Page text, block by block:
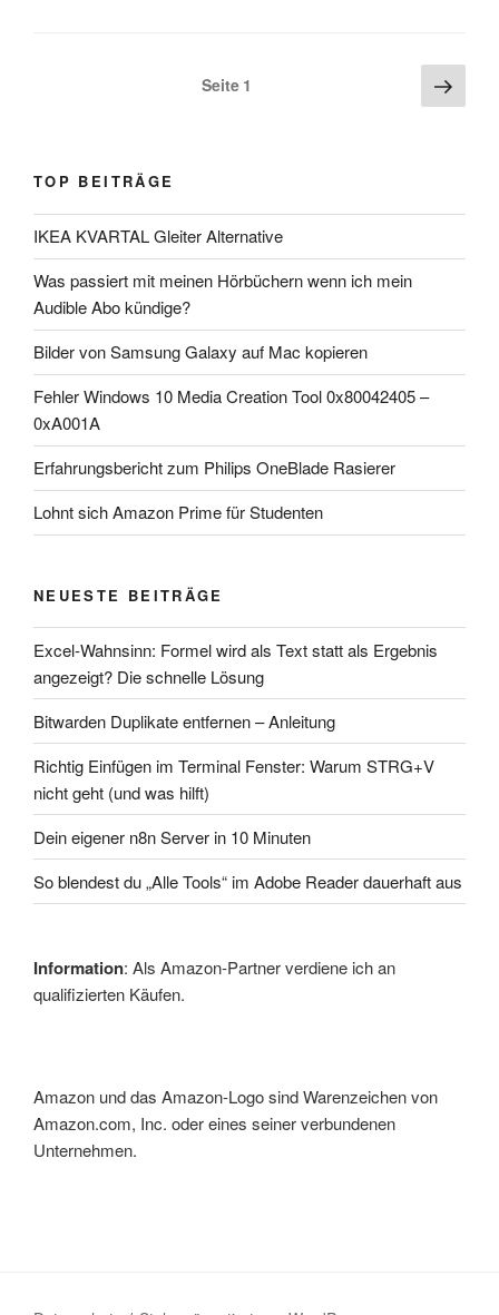
Seitennummerierung
Seite 1
Seite
TOP BEITRÄGE
IKEA KVARTAL Gleiter Alternative
Was passiert mit meinen Hörbüchern wenn ich mein
Audible Abo kündige?
Bilder von Samsung Galaxy auf Mac kopieren
Fehler Windows 10 Media Creation Tool 0x80042405 –
0xA001A
Erfahrungsbericht zum Philips OneBlade Rasierer
Lohnt sich Amazon Prime für Studenten
NEUESTE BEITRÄGE
Excel-Wahnsinn: Formel wird als Text statt als Ergebnis
angezeigt? Die schnelle Lösung
Bitwarden Duplikate entfernen – Anleitung
Richtig Einfügen im Terminal Fenster: Warum STRG+V
nicht geht (und was hilft)
Dein eigener n8n Server in 10 Minuten
So blendest du „Alle Tools“ im Adobe Reader dauerhaft aus
Information: Als Amazon-Partner verdiene ich an
qualifizierten Käufen.
Amazon und das Amazon-Logo sind Warenzeichen von
Amazon.com, Inc. oder eines seiner verbundenen
Unternehmen.